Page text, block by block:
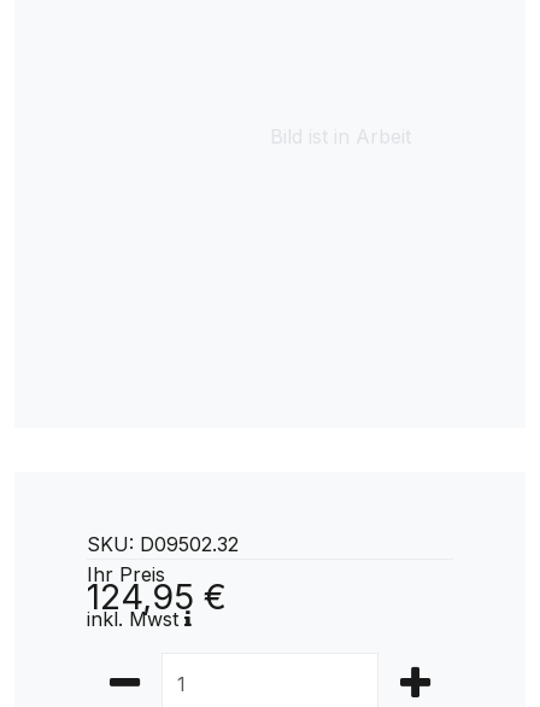
Bild ist in Arbeit
SKU: D09502.32
Ihr Preis
124,95 €
inkl. Mwst